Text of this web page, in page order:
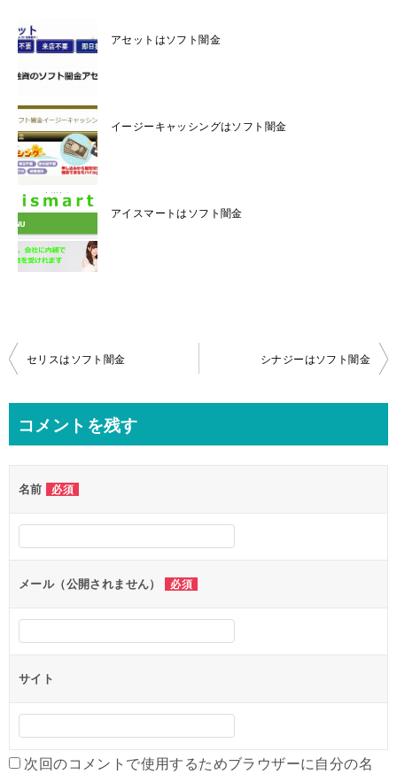
アセットはソフト闇金
イージーキャッシングはソフト闇金
アイスマートはソフト闇金
投
ビ
ー
シ
ョ
ン
セリスはソフト闇金 シナジーはソフト闇金
コメントを残す
名前 必須
メール（公開されません） 必須
サイト
次回のコメントで使用するためブラウザーに自分の名